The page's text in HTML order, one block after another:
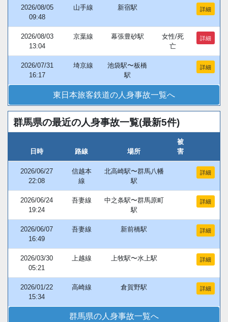
2026/08/05
09:48
山手線 新宿駅 詳細
2026/08/03
13:04
京葉線 幕張豊砂駅
女性/死
亡
詳細
2026/07/31
16:17
埼京線
池袋駅〜板橋
駅
詳細
東日本旅客鉄道の人身事故一覧へ
群馬県の最近の人身事故一覧(最新5件)
日時 路線 場所
被
害
2026/06/27
22:08
信越本
線
北高崎駅〜群馬八幡
駅
詳細
2026/06/24
19:24
吾妻線
中之条駅〜群馬原町
駅
詳細
2026/06/07
16:49
吾妻線 新前橋駅 詳細
2026/03/30
05:21
上越線 上牧駅〜水上駅 詳細
2026/01/22
15:34
高崎線 倉賀野駅 詳細
群馬県の人身事故一覧へ